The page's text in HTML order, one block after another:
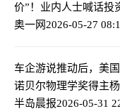
价”！业内人士喊话投
奥一网2026-05-27
车企游说推动后，美
诺贝尔物理学奖得主
半岛晨报2026-05-31